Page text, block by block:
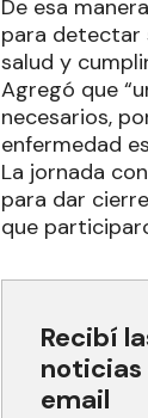
De esa
para detectar
salud y
Agregó que
necesarios,
enfermedad
La jornada
para dar
que
Recibí
noticias
email